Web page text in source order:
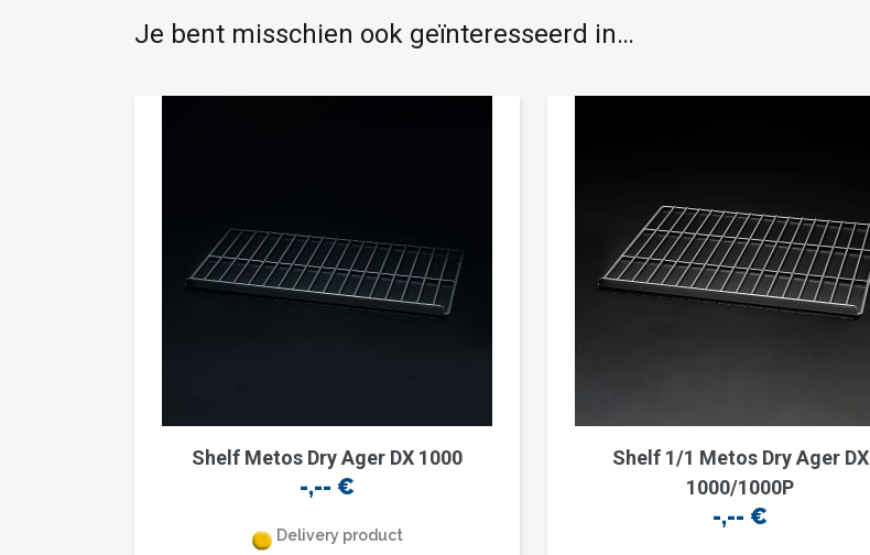
Je bent misschien ook geïnteresseerd in…
Shelf Metos Dry Ager DX 1000
-,-- €
Delivery product
Shelf 1/1 Metos Dry Ager DX
1000/1000P
-,-- €